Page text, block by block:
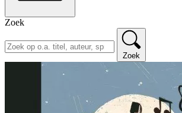
Zoek
Zoek